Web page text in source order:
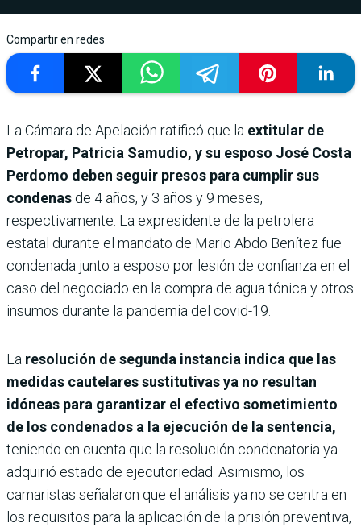
Compartir en redes
La Cámara de Apelación ratificó que la extitular de
Petropar, Patricia Samudio, y su esposo José Costa
Perdomo deben seguir presos para cumplir sus
condenas de 4 años, y 3 años y 9 meses,
respectivamente. La expresidente de la petrolera
estatal durante el mandato de Mario Abdo Benítez fue
condenada junto a esposo por lesión de confianza en el
caso del negociado en la compra de agua tónica y otros
insumos durante la pandemia del covid-19.
La resolución de segunda instancia indica que las
medidas cautelares sustitutivas ya no resultan
idóneas para garantizar el efectivo sometimiento
de los condenados a la ejecución de la sentencia,
teniendo en cuenta que la resolución condenatoria ya
adquirió estado de ejecutoriedad. Asimismo, los
camaristas señalaron que el análisis ya no se centra en
los requisitos para la aplicación de la prisión preventiva,